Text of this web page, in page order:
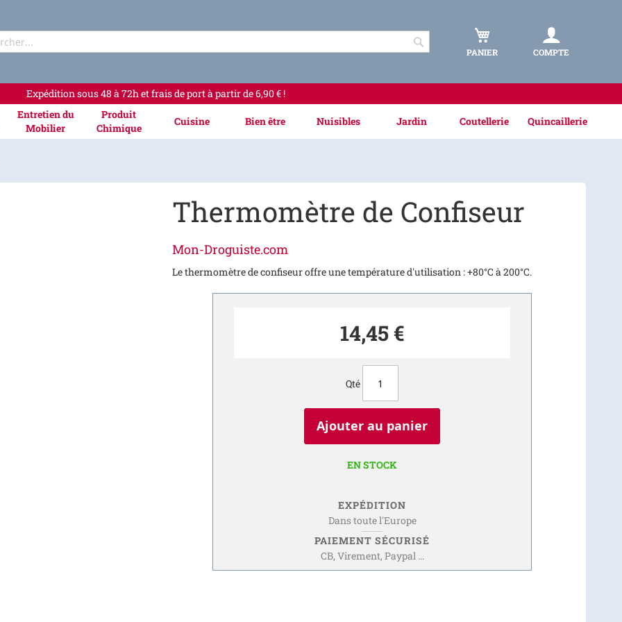
RechercherPANIER COMPTE
Expédition sous 48 à 72h et frais de port à partir de 6,90 € !
Entretien du
Mobilier
Produit
Chimique
Cuisine Bien être Nuisibles Jardin Coutellerie Quincaillerie
Thermomètre de Confiseur
Mon-Droguiste.com
Le thermomètre de confiseur offre une température d'utilisation : +80°C à 200°C.
14,45 €
Qté
Ajouter au panier
EN STOCK
EXPÉDITION
Dans toute l'Europe
PAIEMENT SÉCURISÉ
CB, Virement, Paypal ...